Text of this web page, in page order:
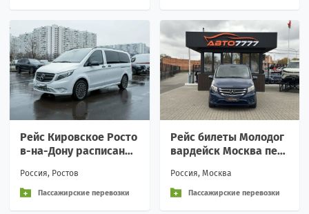
Рейс Кировское Росто
в-на-Дону расписание
кие аренда Вежливое
Россия, Ростов
Пассажирские перевозки
Рейс билеты Молодог
вардейск Москва пер
жливое обращение и
ин
Россия, Москва
Пассажирские перевозки